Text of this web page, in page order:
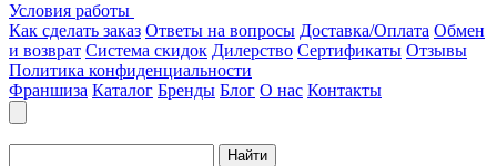
Условия работы
Как сделать заказ Ответы на вопросы Доставка/Оплата Обмен
и возврат Система скидок Дилерство Сертификаты Отзывы
Политика конфиденциальности
Франшиза Каталог Бренды Блог О нас Контакты
Найти